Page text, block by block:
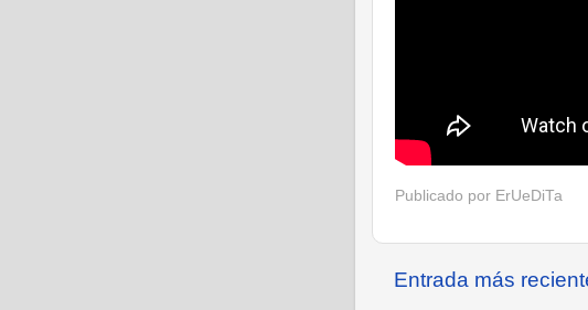
Publicado por ErUeDiTa
Entrada más